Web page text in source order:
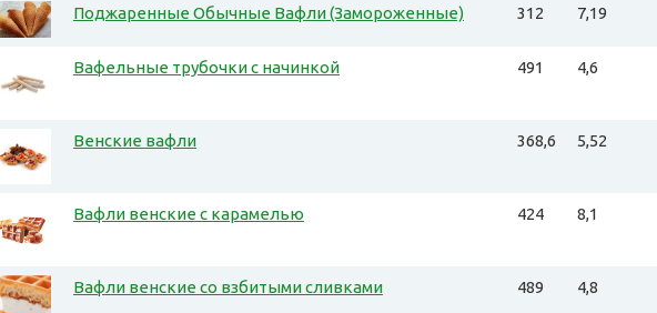
Поджаренные Обычные Вафли (Замороженные) 312 7,19
Вафельные трубочки с начинкой 491 4,6
Венские вафли 368,6 5,52
Вафли венские с карамелью 424 8,1
Вафли венские со взбитыми сливками 489 4,8